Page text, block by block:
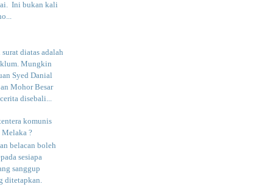
Ini bukan kali
diatas adalah
Mungkin
Syed Danial
Mohor Besar
disebali...
komunis
?
belacan boleh
sesiapa
sanggup
ditetapkan.